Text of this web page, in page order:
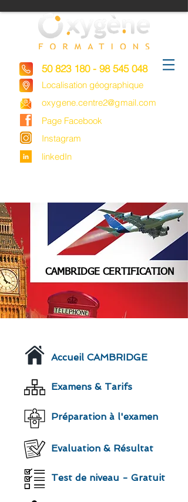
50 823 180 - 98 545 048
Localisation géographique
oxygene.centre2@gmail.com
Page Facebook
Instagram
linkedIn
CAMBRIDGE CERTIFICATION
Accueil CAMBRIDGE
Examens & Tarifs
Préparation à l'examen
Evaluation & Résultat
Test de niveau - Gratuit